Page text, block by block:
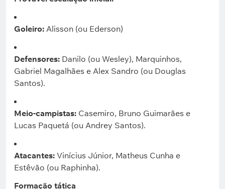
Goleiro: Alisson (ou Ederson)
Defensores: Danilo (ou Wesley), Marquinhos,
Gabriel Magalhães e Alex Sandro (ou Douglas
Santos).
Meio-campistas: Casemiro, Bruno Guimarães e
Lucas Paquetá (ou Andrey Santos).
Atacantes: Vinícius Júnior, Matheus Cunha e
Estêvão (ou Raphinha).
Formação tática